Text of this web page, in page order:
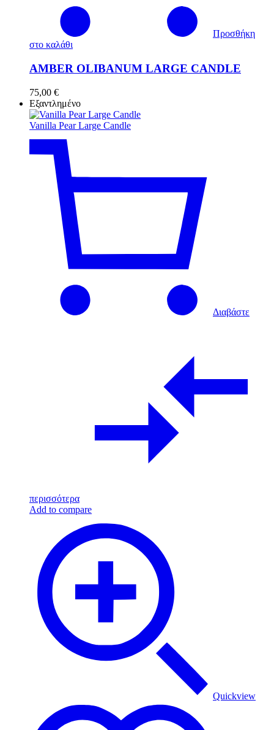
Προσθήκη
στο καλάθι
AMBER OLIBANUM LARGE CANDLE
75,00 €
Εξαντλημένο
Vanilla Pear Large Candle
Διαβάστε
περισσότερα
Add to compare
Quickview